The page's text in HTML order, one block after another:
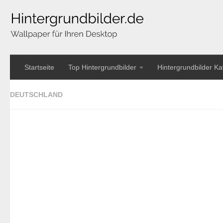
Startseite Top Hintergrundbilder Hintergrundbilder
DEUTSCHLAND